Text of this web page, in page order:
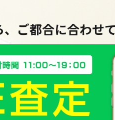
ご都合に合わせ